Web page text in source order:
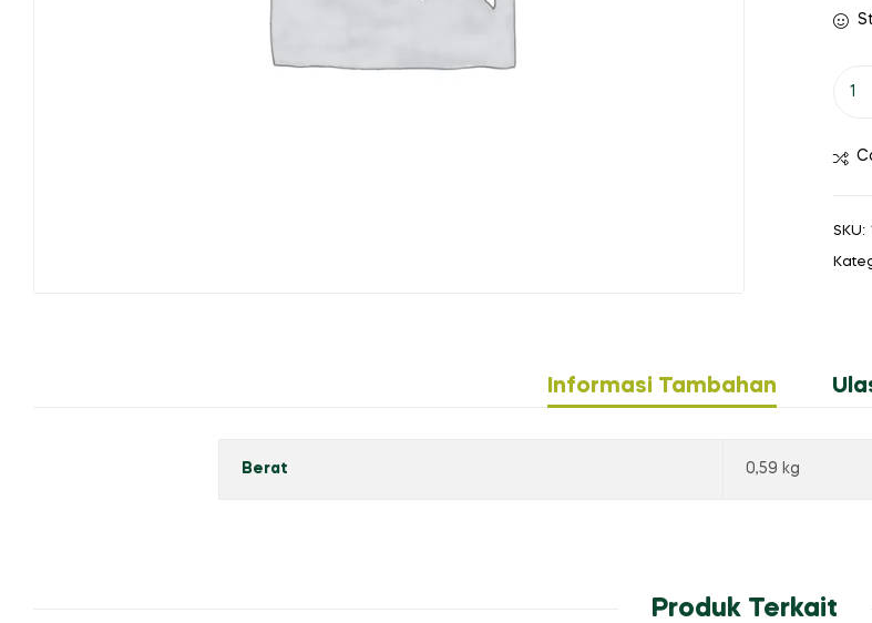
SKU:
Informasi Tambahan
Berat 0,59 kg
Produk Terkait